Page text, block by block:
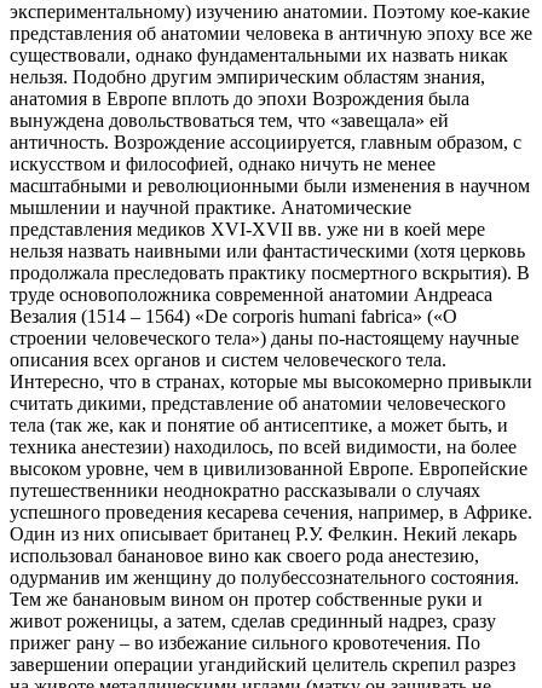
экспериментальному) изучению анатомии. Поэтому кое-какие
представления об анатомии человека в античную эпоху все же
существовали, однако фундаментальными их назвать никак
нельзя. Подобно другим эмпирическим областям знания,
анатомия в Европе вплоть до эпохи Возрождения была
вынуждена довольствоваться тем, что «завещала» ей
античность. Возрождение ассоциируется, главным образом, с
искусством и философией, однако ничуть не менее
масштабными и революционными были изменения в научном
мышлении и научной практике. Анатомические
представления медиков XVI-XVII вв. уже ни в коей мере
нельзя назвать наивными или фантастическими (хотя церковь
продолжала преследовать практику посмертного вскрытия). В
труде основоположника современной анатомии Андреаса
Везалия (1514 – 1564) «De corporis humani fabrica» («О
строении человеческого тела») даны по-настоящему научные
описания всех органов и систем человеческого тела.
Интересно, что в странах, которые мы высокомерно привыкли
считать дикими, представление об анатомии человеческого
тела (так же, как и понятие об антисептике, а может быть, и
техника анестезии) находилось, по всей видимости, на более
высоком уровне, чем в цивилизованной Европе. Европейские
путешественники неоднократно рассказывали о случаях
успешного проведения кесарева сечения, например, в Африке.
Один из них описывает британец Р.У. Фелкин. Некий лекарь
использовал банановое вино как своего рода анестезию,
одурманив им женщину до полубессознательного состояния.
Тем же банановым вином он протер собственные руки и
живот роженицы, а затем, сделав срединный надрез, сразу
прижег рану – во избежание сильного кровотечения. По
завершении операции угандийский целитель скрепил разрез